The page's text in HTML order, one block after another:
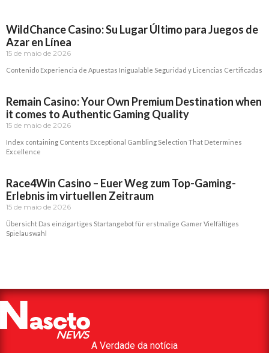
WildChance Casino: Su Lugar Último para Juegos de
Azar en Línea
15 de maio de 2026
Contenido Experiencia de Apuestas Inigualable Seguridad y Licencias Certificadas
Remain Casino: Your Own Premium Destination when
it comes to Authentic Gaming Quality
15 de maio de 2026
Index containing Contents Exceptional Gambling Selection That Determines
Excellence
Race4Win Casino – Euer Weg zum Top-Gaming-
Erlebnis im virtuellen Zeitraum
15 de maio de 2026
Übersicht Das einzigartiges Startangebot für erstmalige Gamer Vielfältiges
Spielauswahl
A Verdade da notícia